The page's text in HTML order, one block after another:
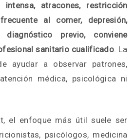
atracones, restricción
al comer, depresión,
previo, conviene
sanitario cualificado. La
ayudar a observar patrones,
médica, psicológica ni
el enfoque más útil suele ser
psicólogos, medicina